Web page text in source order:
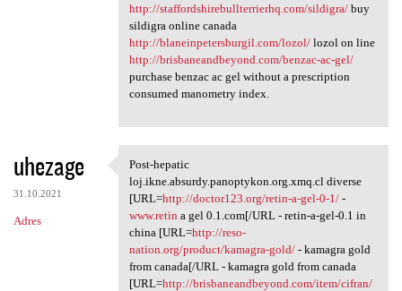
http://staffordshirebullterrierhq.com/sildigra/buy
sildigra online canada
http://blaneinpetersburgil.com/lozol/lozol on line
http://brisbaneandbeyond.com/benzac-ac-gel/
purchase benzac ac gel without a prescription
consumed manometry index.
uhezage
31.10.2021
Adres
Post-hepatic loj.ikne.absurdy
Post-hepatic
loj.ikne.absurdy.panoptykon.org.xmq.cl diverse
[URL=http://doctor123.org/retin-a-gel-0-1/-
www.retin a gel 0.1.com[/URL - retin-a-gel-0.1 in
china [URL=http://reso-
nation.org/product/kamagra-gold/- kamagra gold
from canada[/URL - kamagra gold from canada
[URL=http://brisbaneandbeyond.com/item/cifran/